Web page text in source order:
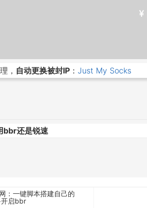
， 自动更换被封IP ： Just My Socks
bbr还是锐速
：一键脚本搭建自己的
启bbr